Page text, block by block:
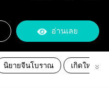
อ่านเลย
นิยายจีนโบราณ เกิดใหม่